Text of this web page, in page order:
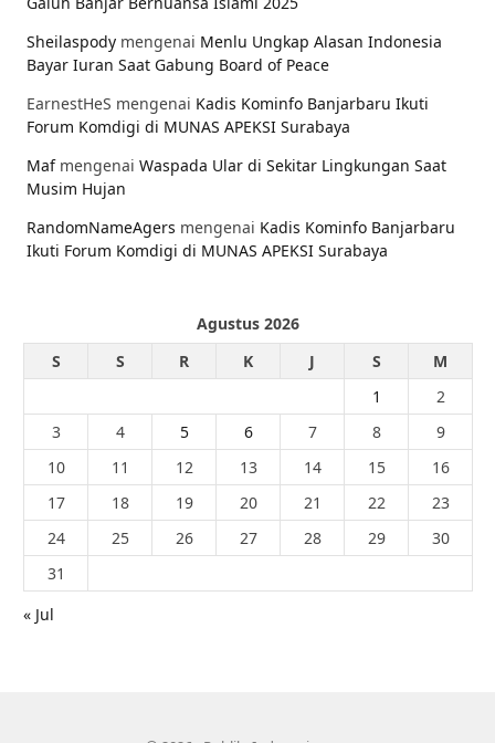
Sheilaspody mengenai Menlu Ungkap Alasan Indonesia
Bayar Iuran Saat Gabung Board of Peace
EarnestHeS mengenai Kadis Kominfo Banjarbaru Ikuti
Forum Komdigi di MUNAS APEKSI Surabaya
Mafmengenai Waspada Ular di Sekitar Lingkungan Saat
Musim Hujan
RandomNameAgers mengenai Kadis Kominfo Banjarbaru
Ikuti Forum Komdigi di MUNAS APEKSI Surabaya
Agustus 2026
S
S R K J S
M
1
2
3
4 5 6 7 8
9
10
11 12 13 14 15
16
17
18 19 20 21 22
23
24
25 26 27 28 29
30
31
« Jul